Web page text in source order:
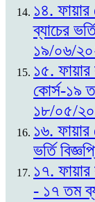
১৪.
ব্যাচের
১৯/০৬/
১৫. ফায়ার
কোর্স-১৯
১৮/০৫/
১৬. ফায়ার
ভর্তি
১৭.
- ১৭ তম